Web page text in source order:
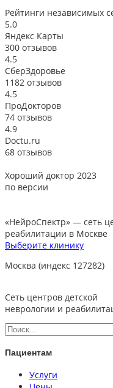
Рейтинги независимых
5.0
Яндекс Карты
300 отзывов
4.5
СберЗдоровье
1182 отзывов
4.5
ПроДокторов
74 отзывов
4.9
Doctu.ru
68 отзывов
Хороший доктор 2023
по версии
«НейроСпектр» — сеть
реабилитации в Москве
Выберите клинику
Москва (индекс 127282)
Сеть центров детской
неврологии и
Пациентам
Услуги